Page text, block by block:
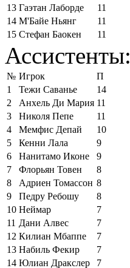
13 Гаэтан Лаборде
11
14 М'Байе Ньянг
11
15 Стефан Баокен 11
Ассистенты:
№ Игрок
П
1
Тежи Саванье
14
2
Анхель Ди Мария 11
3
Николя Пепе
11
4
Мемфис Депай
10
5
Кенни Лала
9
6
Нанитамо Иконе
9
7
Флорьян Товен
8
8
Адриен Томассон 8
9
Педру Ребошу
8
10 Неймар
7
11 Дани Алвес
7
12 Килиан Мбаппе
7
13 Набиль Фекир
7
14 Юлиан Дракслер 7